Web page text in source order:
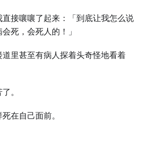
接嚷嚷了起来：「到底让我怎么说
死，会死人的！」
里甚至有病人探着头奇怪地看着
。
在自己面前。